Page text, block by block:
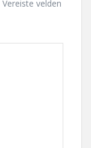
Vereiste velden